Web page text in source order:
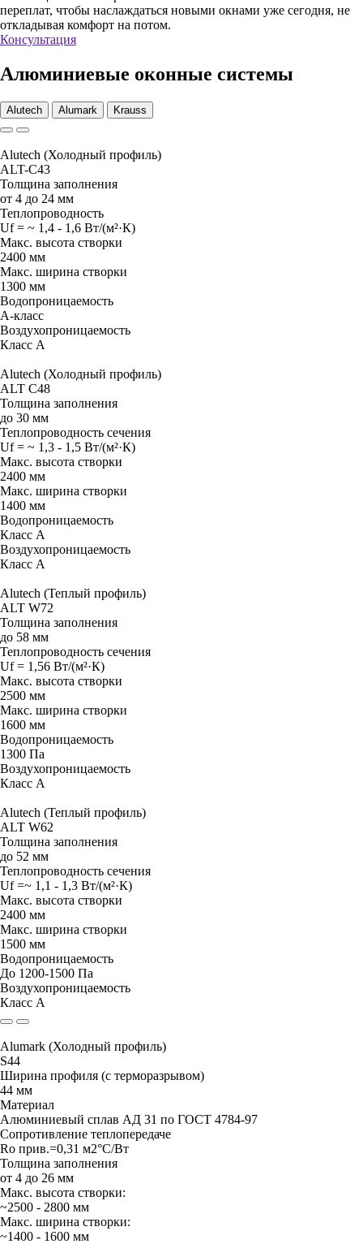
переплат, чтобы наслаждаться новыми окнами уже сегодня, не
откладывая комфорт на потом.
Консультация
Алюминиевые оконные системы
Alutech Alumark Krauss
Alutech (Холодный профиль)
ALT-С43
Толщина заполнения
от 4 до 24 мм
Теплопроводность
Uf = ~ 1,4 - 1,6 Вт/(м²·К)
Макc. высота створки
2400 мм
Макс. ширина створки
1300 мм
Водопроницаемость
А-класс
Воздухопроницаемость
Класс А
Alutech (Холодный профиль)
ALT C48
Толщина заполнения
до 30 мм
Теплопроводность сечения
Uf = ~ 1,3 - 1,5 Вт/(м²·К)
Макc. высота створки
2400 мм
Макс. ширина створки
1400 мм
Водопроницаемость
Класс А
Воздухопроницаемость
Класс А
Alutech (Теплый профиль)
ALT W72
Толщина заполнения
до 58 мм
Теплопроводность сечения
Uf = 1,56 Вт/(м²·К)
Макc. высота створки
2500 мм
Макс. ширина створки
1600 мм
Водопроницаемость
1300 Па
Воздухопроницаемость
Класс А
Alutech (Теплый профиль)
ALT W62
Толщина заполнения
до 52 мм
Теплопроводность сечения
Uf =~ 1,1 - 1,3 Вт/(м²·К)
Макc. высота створки
2400 мм
Макс. ширина створки
1500 мм
Водопроницаемость
До 1200-1500 Па
Воздухопроницаемость
Класс А
Alumark (Холодный профиль)
S44
Ширина профиля (с терморазрывом)
44 мм
Материал
Алюминиевый сплав АД 31 по ГОСТ 4784-97
Сопротивление теплопередаче
Rо прив.=0,31 м2°С/Вт
Толщина заполнения
от 4 до 26 мм
Макс. высота створки:
~2500 - 2800 мм
Макс. ширина створки:
~1400 - 1600 мм